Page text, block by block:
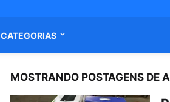
CATEGORIAS
MOSTRANDO POSTAGENS DE